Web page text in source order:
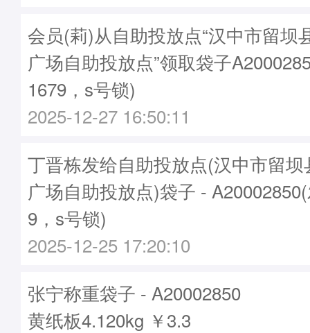
会员(莉)从自助投放点“汉中市留坝
广场自助投放点”领取袋子
1679，s号锁)
2025-12-27 16:50:11
丁晋栋发给自助投放点(汉中市留
广场自助投放点)袋子 -
9，s号锁)
2025-12-25 17:20:10
张宁称重袋子 - A20002850
黄纸板4.120kg ￥3.3